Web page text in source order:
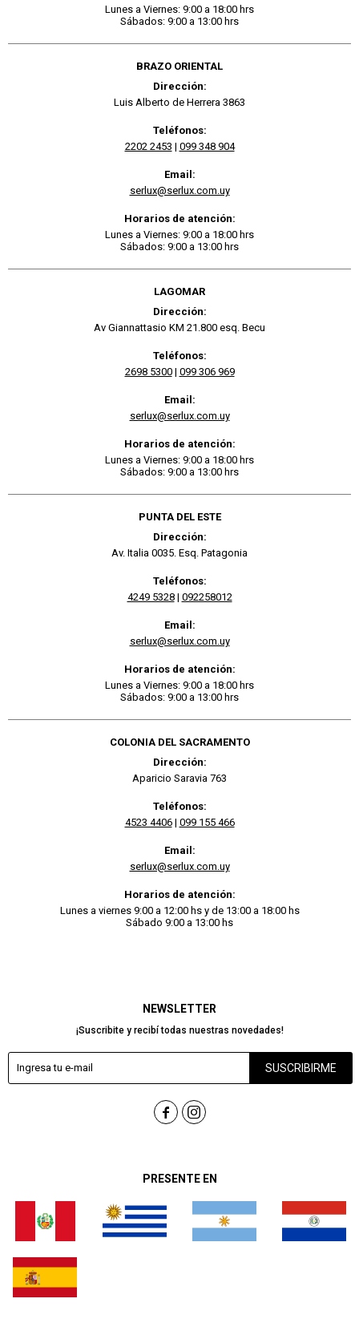
PRESENTE EN
NEWSLETTER
¡Suscribite y recibí todas nuestras novedades!
SUSCRIBIRME
 
Lunes a Viernes: 9:00 a 18:00 hrs
Sábados: 9:00 a 13:00 hrs
BRAZO ORIENTAL
Dirección:
Luis Alberto de Herrera 3863
Teléfonos:
2202 2453 | 099 348 904
Email:
serlux@serlux.com.uy
Horarios de atención:
Lunes a Viernes: 9:00 a 18:00 hrs
Sábados: 9:00 a 13:00 hrs
LAGOMAR
Dirección:
Av Giannattasio KM 21.800 esq. Becu
Teléfonos:
2698 5300| 099 306 969
Email:
serlux@serlux.com.uy
Horarios de atención:
Lunes a Viernes: 9:00 a 18:00 hrs
Sábados: 9:00 a 13:00 hrs
PUNTA DEL ESTE
Dirección:
Av. Italia 0035. Esq. Patagonia
Teléfonos:
4249 5328| 092258012
Email:
serlux@serlux.com.uy
Horarios de atención:
Lunes a Viernes: 9:00 a 18:00 hrs
Sábados: 9:00 a 13:00 hrs
COLONIA DEL SACRAMENTO
Dirección:
Aparicio Saravia 763
Teléfonos:
4523 4406| 099 155 466
Email:
serlux@serlux.com.uy
Horarios de atención:
Lunes a viernes 9:00 a 12:00 hs y de 13:00 a 18:00 hs
Sábado 9:00 a 13:00 hs